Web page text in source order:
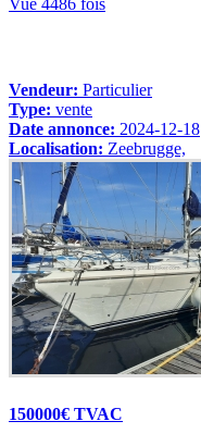
Vue 4486 fois
Vendeur: Particulier
Type: vente
Date annonce: 2024-12-18
Localisation: Zeebrugge,
150000€ TVAC